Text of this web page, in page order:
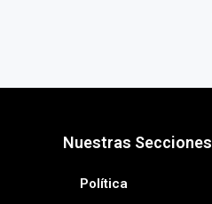
Nuestras Secciones
Política